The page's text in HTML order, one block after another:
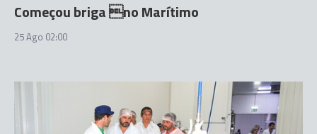
Começou briga no Marítimo
25 Ago 02:00